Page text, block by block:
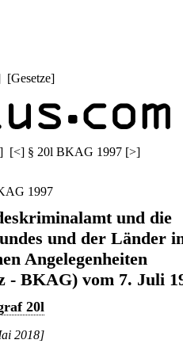
[Gesetze]
] [<] § 20l BKAG 1997 [>]
1997
und die
und der Länder
Angelegenheiten
- BKAG) vom 7. Juli
20l
2018]